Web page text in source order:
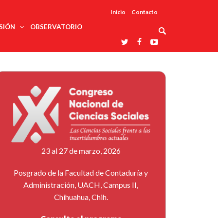
Inicio Contacto
ciencias
profesionales
trabajo
Redes
temáticas
Laboratorios
nacionales
Entidades
afines
Reconoce
La UDUALC
A La
Universidad
De México
En Su 475
Aniversario
OBSERVATORIO
23 al 27 de marzo, 2026
Posgrado de la Facultad de Contaduría y
Administración, UACH, Campus II,
Chihuahua, Chih.